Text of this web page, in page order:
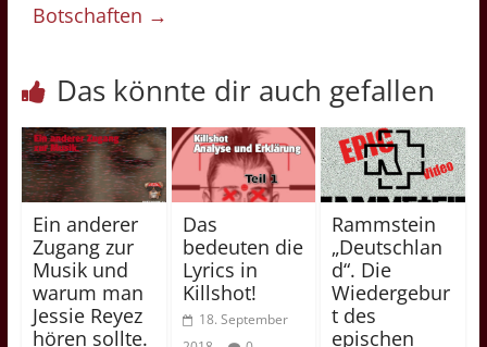
Botschaften →
Das könnte dir auch gefallen
Ein anderer
Zugang zur
Musik und
warum man
Jessie Reyez
hören sollte.
Das
bedeuten die
Lyrics in
Killshot!
18. September
Rammstein
„Deutschlan
d“. Die
Wiedergebur
t des
epischen